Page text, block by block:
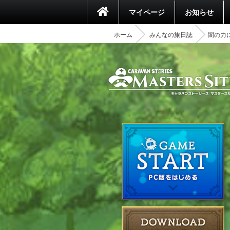
マイページ お知らせ
ホーム みんなの旅日誌 闇の力